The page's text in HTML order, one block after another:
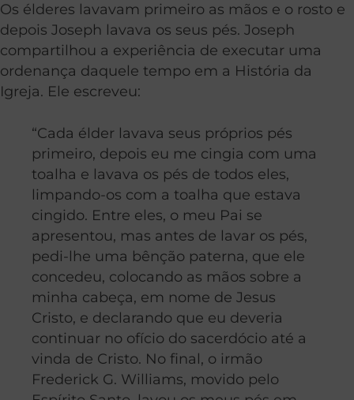
Os élderes lavavam primeiro as mãos e o rosto e
depois Joseph lavava os seus pés. Joseph
compartilhou a experiência de executar uma
ordenança daquele tempo em a História da
Igreja. Ele escreveu:
“Cada élder lavava seus próprios pés
primeiro, depois eu me cingia com uma
toalha e lavava os pés de todos eles,
limpando-os com a toalha que estava
cingido. Entre eles, o meu Pai se
apresentou, mas antes de lavar os pés,
pedi-lhe uma bênção paterna, que ele
concedeu, colocando as mãos sobre a
minha cabeça, em nome de Jesus
Cristo, e declarando que eu deveria
continuar no ofício do sacerdócio até a
vinda de Cristo. No final, o irmão
Frederick G. Williams, movido pelo